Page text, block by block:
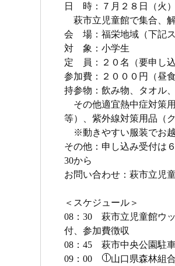
日 時：７月２８日（火
萩市立児童館で集合、
会 場：福栄地域（下記ス
対 象：小学生
定 員：２０名（要申し込
参加費：２０００円（昼
持参物：飲み物、タオル、
その他適宜熱中症対策
等）、紫外線対策用品（
※動きやすい服装でお越
その他：申し込み受付は
30から
お問い合わせ：萩市立児童
＜スケジュール＞
08：30 萩市立児童館ウ
付、参加費徴収
08：45 萩市中央公園駐
09：00
山口県森林組